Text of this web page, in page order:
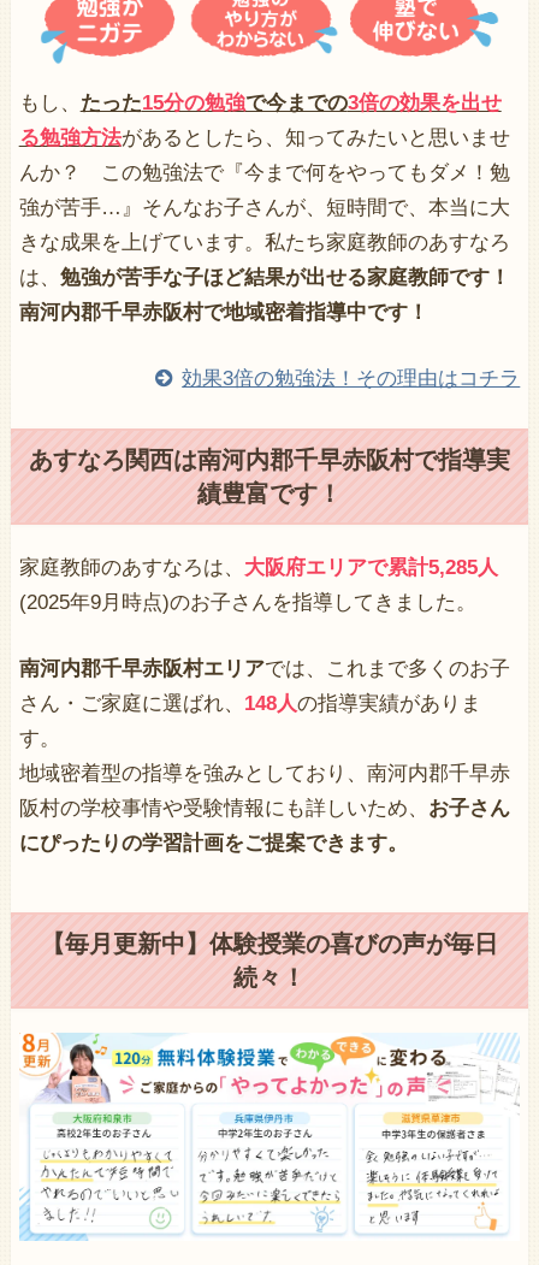
もし、 たった15分の勉強で今までの3倍の効果を出せ
る勉強方法があるとしたら、知ってみたいと思いませ
んか？ この勉強法で『今まで何をやってもダメ！勉
強が苦手…』そんなお子さんが、短時間で、本当に大
きな成果を上げています。私たち家庭教師のあすなろ
は、 勉強が苦手な子ほど結果が出せる家庭教師です！
南河内郡千早赤阪村で地域密着指導中です！
効果3倍の勉強法！その理由はコチラ
あすなろ関西は南河内郡千早赤阪村で指導実
績豊富です！
家庭教師のあすなろは、 大阪府エリアで累計5,285人
(2025年9月時点)のお子さんを指導してきました。
南河内郡千早赤阪村エリアでは、これまで多くのお子
さん・ご家庭に選ばれ、 148人の指導実績がありま
す。
地域密着型の指導を強みとしており、南河内郡千早赤
阪村の学校事情や受験情報にも詳しいため、 お子さん
にぴったりの学習計画をご提案できます。
【毎月更新中】体験授業の喜びの声が毎日
続々！